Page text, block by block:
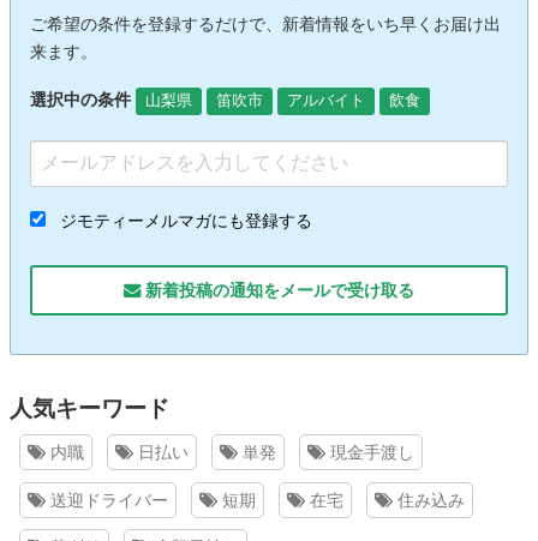
ご希望の条件を登録するだけで、新着情報をいち早くお届け出
来ます。
選択中の条件 山梨県 笛吹市 アルバイト 飲食
ジモティーメルマガにも登録する
新着投稿の通知をメールで受け取る
人気キーワード
内職 日払い 単発 現金手渡し
送迎ドライバー 短期 在宅 住み込み